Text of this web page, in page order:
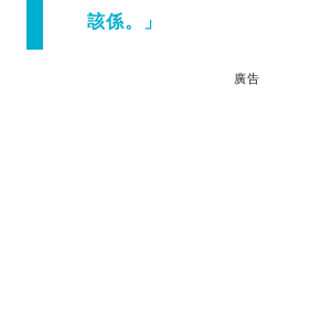
該係。」
廣告